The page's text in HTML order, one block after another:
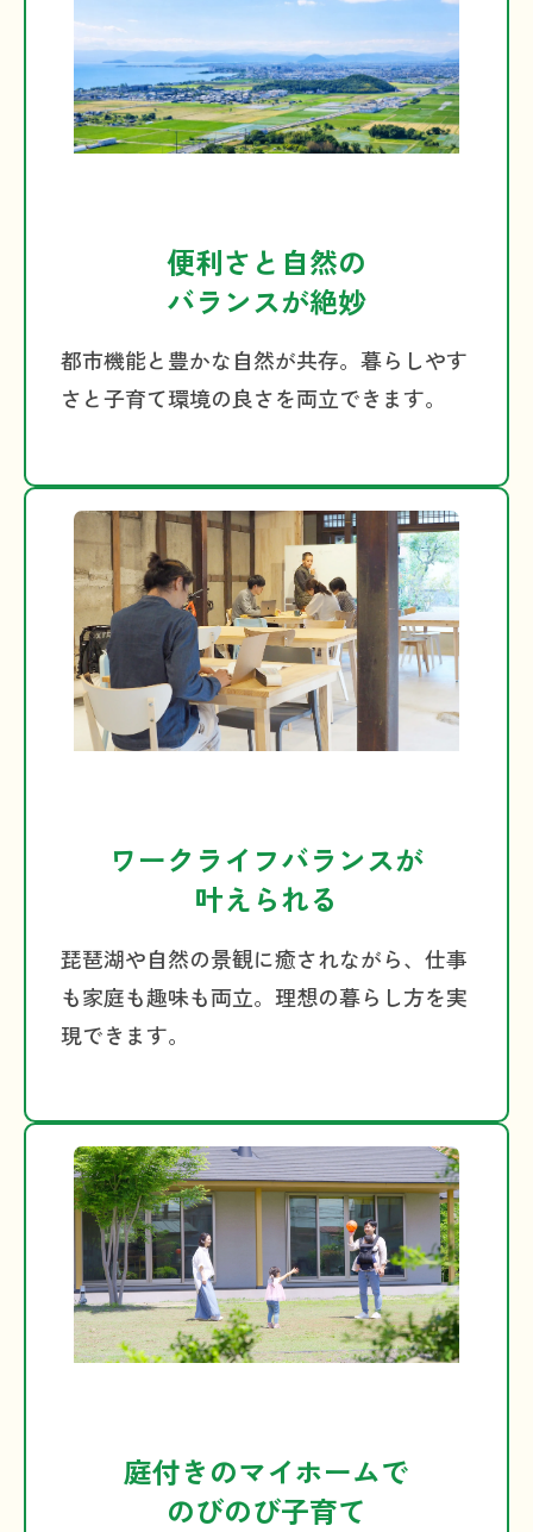
便利さと自然の
バランスが絶妙
都市機能と豊かな自然が共存。暮らしやす
さと子育て環境の良さを両立できます。
ワークライフバランスが
叶えられる
琵琶湖や自然の景観に癒されながら、仕事
も家庭も趣味も両立。理想の暮らし方を実
現できます。
庭付きのマイホームで
のびのび子育て